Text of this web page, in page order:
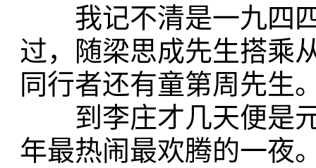
我记不清是一九四四
过，随梁思成先生搭乘
同行者还有童第周先生
到李庄才几天便是元
年最热闹最欢腾的一夜